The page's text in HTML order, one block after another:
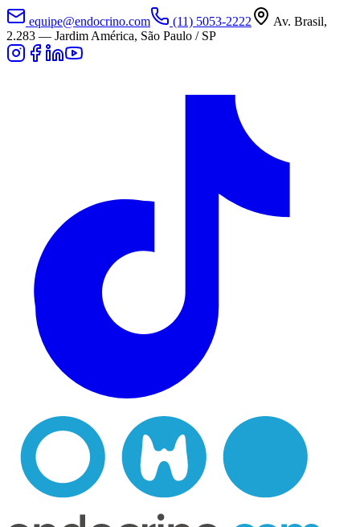
equipe@endocrino.com (11) 5053-2222
Av. Brasil,
2.283 — Jardim América, São Paulo / SP